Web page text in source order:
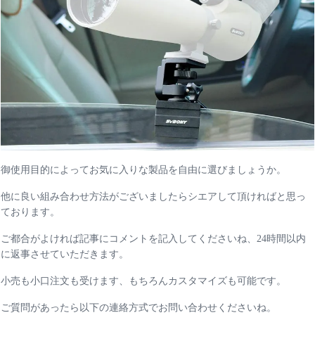
御使用目的によってお気に入りな製品を自由に選びましょうか。
他に良い組み合わせ方法がございましたらシエアして頂ければと思っ
ております。
ご都合がよければ記事にコメントを記入してくださいね、24時間以内
に返事させていただきます。
小売も小口注文も受けます、もちろんカスタマイズも可能です。
ご質問があったら以下の連絡方式でお問い合わせくださいね。